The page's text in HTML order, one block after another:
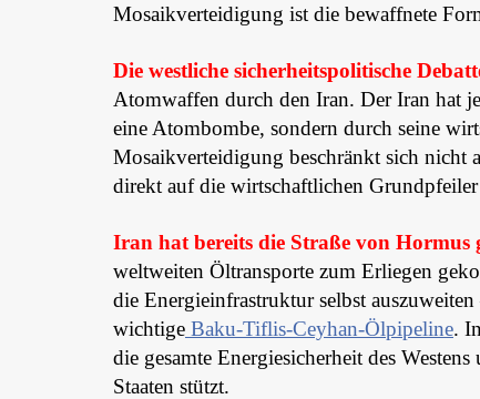
Mosaikverteidigung ist die bewaffnete
Die westliche sicherheitspolitische
Atomwaffen durch den Iran. Der Iran hat
eine Atombombe, sondern durch seine
Mosaikverteidigung beschränkt sich nicht
direkt auf die wirtschaftlichen Grundpfeiler
Iran hat bereits die Straße von Hormus
weltweiten Öltransporte zum Erliegen
die Energieinfrastruktur selbst
wichtige Baku-Tiflis-Ceyhan-Ölpipeline.
die gesamte Energiesicherheit des
Staaten stützt.